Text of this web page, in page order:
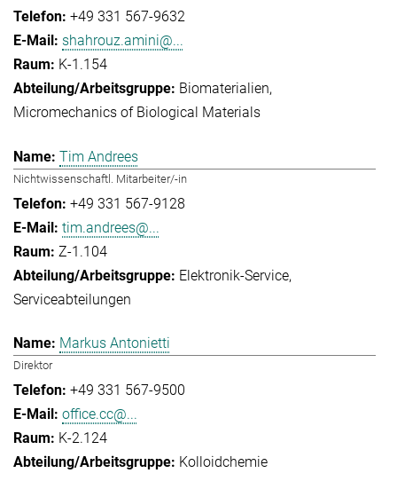
+49 331 567-9632
shahrouz.amini@...
K-1.154
Biomaterialien
Micromechanics of Biological Materials
Tim Andrees
Nichtwissenschaftl. Mitarbeiter/-in
+49 331 567-9128
tim.andrees@...
Z-1.104
Elektronik-Service
Serviceabteilungen
Markus Antonietti
Direktor
+49 331 567-9500
office.cc@...
K-2.124
Kolloidchemie